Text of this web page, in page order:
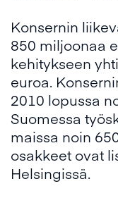
Konsernin
850 miljoonaa
kehitykseen
euroa.
2010 lopussa
Suomessa
maissa noin
osakkeet ovat
Helsingissä.